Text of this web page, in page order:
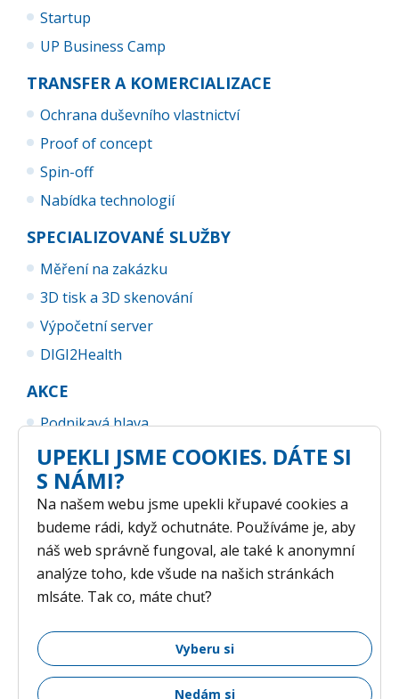
Startup
UP Business Camp
TRANSFER A KOMERCIALIZACE
Ochrana duševního vlastnictví
Proof of concept
Spin-off
Nabídka technologií
SPECIALIZOVANÉ SLUŽBY
Měření na zakázku
3D tisk a 3D skenování
Výpočetní server
DIGI2Health
AKCE
Podnikavá hlava
UP Business Camp
GDPR/ © 2026 Vědeckotechnický park Univerzity Palackého v
Nastavení cookies
UPEKLI JSME COOKIES. DÁTE SI
S NÁMI?
Na našem webu jsme upekli křupavé cookies a
budeme rádi, když ochutnáte. Používáme je, aby
náš web správně fungoval, ale také k anonymní
analýze toho, kde všude na našich stránkách
mlsáte. Tak co, máte chuť?
Vyberu si
Nedám si